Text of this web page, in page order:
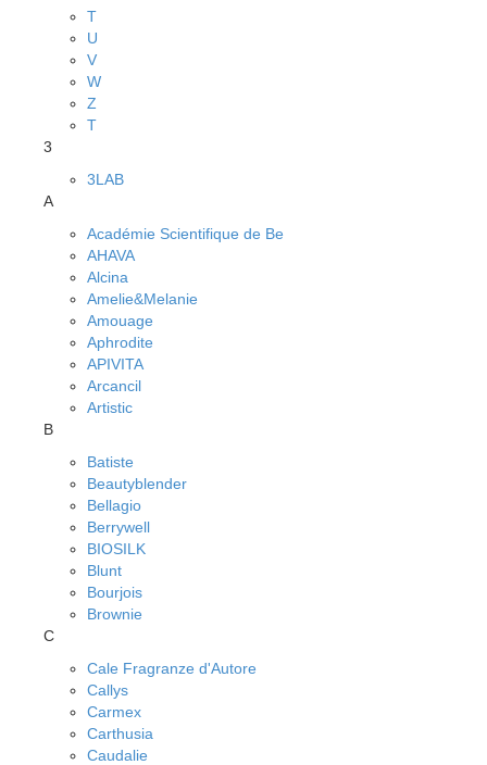
T
U
V
W
Z
Т
3
3LAB
A
Académie Scientifique de Be
AHAVA
Alcina
Amelie&Melanie
Amouage
Aphrodite
APIVITA
Arcancil
Artistic
B
Batiste
Beautyblender
Bellagio
Berrywell
BIOSILK
Blunt
Bourjois
Brownie
C
Cale Fragranze d'Autore
Callys
Carmex
Carthusia
Caudalie